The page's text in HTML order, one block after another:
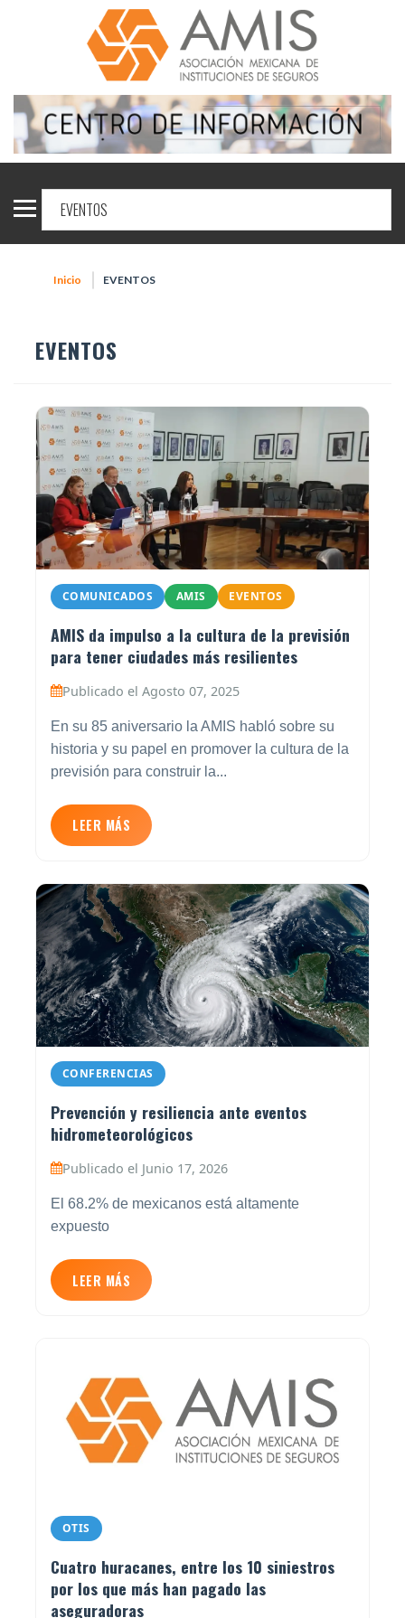
Inicio EVENTOS
EVENTOS
COMUNICADOS AMIS EVENTOS
AMIS da impulso a la cultura de la previsión
para tener ciudades más resilientes
Publicado el Agosto 07, 2025
En su 85 aniversario la AMIS habló sobre su
historia y su papel en promover la cultura de la
previsión para construir la...
LEER MÁS
CONFERENCIAS
Prevención y resiliencia ante eventos
hidrometeorológicos
Publicado el Junio 17, 2026
El 68.2% de mexicanos está altamente
expuesto
LEER MÁS
OTIS
Cuatro huracanes, entre los 10 siniestros
por los que más han pagado las
aseguradoras